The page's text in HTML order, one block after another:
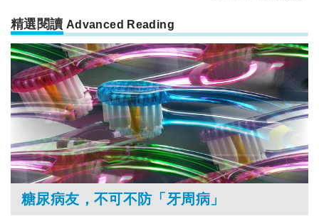
精選閱讀 Advanced Reading
糖尿病友，不可不防「牙周病」